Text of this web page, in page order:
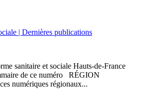
| Dernières publications
sanitaire et sociale Hauts-de-France
de ce numéro RÉGION
numériques régionaux...